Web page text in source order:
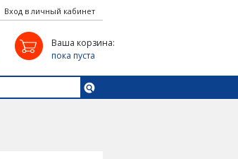
Вход в личный кабинет
Ваша корзина:
пока пуста